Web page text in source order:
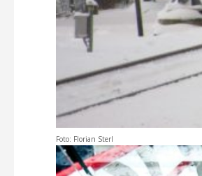
Foto: Florian Sterl